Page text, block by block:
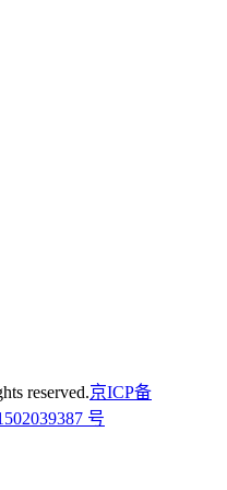
reserved.京ICP备
号